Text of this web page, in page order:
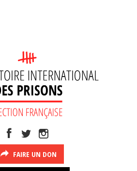
FAIRE UN DON